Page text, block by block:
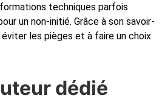
techniques parfois
un non-initié. Grâce à son savoir-
les pièges et à faire un choix
dédié